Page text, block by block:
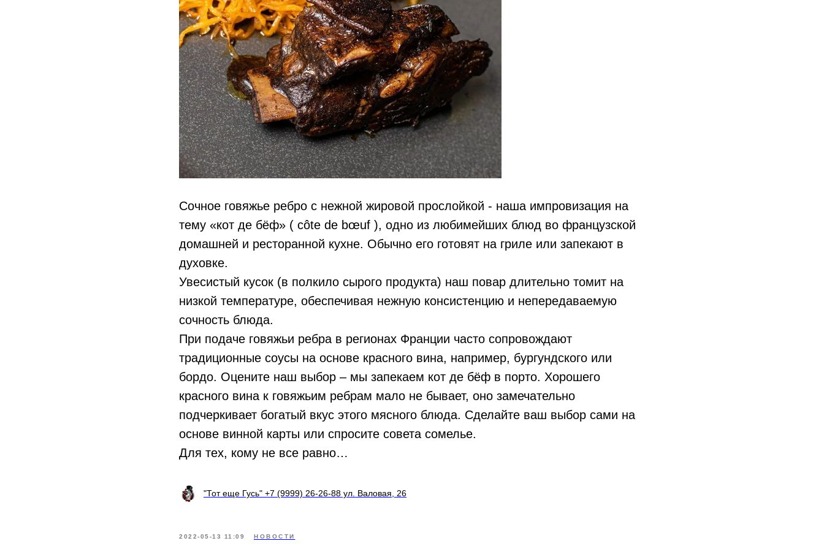
Сочное говяжье ребро с нежной жировой прослойкой - наша импровизация на
тему «кот де бёф» ( côte de bœuf ), одно из любимейших блюд во французской
домашней и ресторанной кухне. Обычно его готовят на гриле или запекают в
духовке.
Увесистый кусок (в полкило сырого продукта) наш повар длительно томит на
низкой температуре, обеспечивая нежную консистенцию и непередаваемую
сочность блюда.
При подаче говяжьи ребра в регионах Франции часто сопровождают
традиционные соусы на основе красного вина, например, бургундского или
бордо. Оцените наш выбор – мы запекаем кот де бёф в порто. Хорошего
красного вина к говяжьим ребрам мало не бывает, оно замечательно
подчеркивает богатый вкус этого мясного блюда. Сделайте ваш выбор сами на
основе винной карты или спросите совета сомелье.
Для тех, кому не все равно…
"Тот еще Гусь" +7 (9999) 26-26-88 ул. Валовая, 26
2022-05-13 11:09 НОВОСТИ